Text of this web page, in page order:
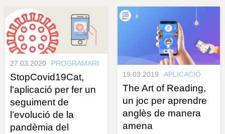
l
e
s
c
l
a
27.03.2020 PROGRAMARI
StopCovid19Cat,
l'aplicació per fer un
seguiment de
l’evolució de la
pandèmia del
19.03.2019 APLICACIÓ
The Art of Reading,
un joc per aprendre
anglès de manera
amena